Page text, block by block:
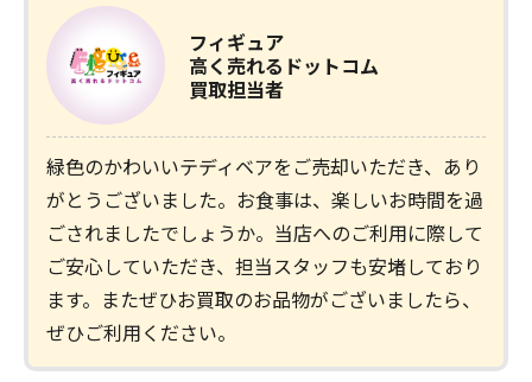
フィギュア
高く売れるドットコム
買取担当者
緑色のかわいいテディベアをご売却いただき、あり
がとうございました。お食事は、楽しいお時間を過
ごされましたでしょうか。当店へのご利用に際して
ご安心していただき、担当スタッフも安堵しており
ます。またぜひお買取のお品物がございましたら、
ぜひご利用ください。